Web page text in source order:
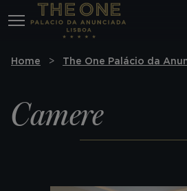
MENÚ
Home The One Palácio da
Camere